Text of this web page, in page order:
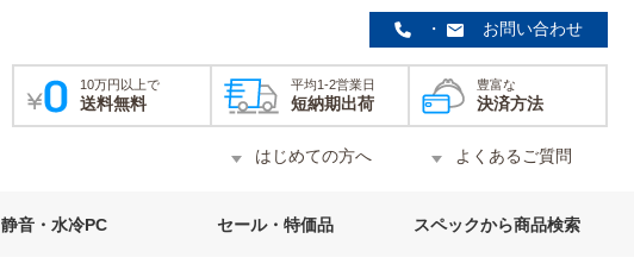
・ お問い合わせ
10万円以上で
送料無料
平均1-2営業日
短納期出荷
豊富な
決済方法
はじめての方へ よくあるご質問
静音・水冷PC セール・特価品 スペックから商品検索